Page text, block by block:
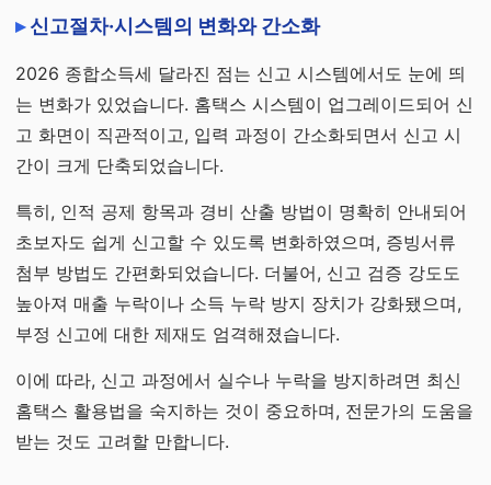
신고절차·시스템의 변화와 간소화
2026 종합소득세 달라진 점는 신고 시스템에서도 눈에 띄
는 변화가 있었습니다. 홈택스 시스템이 업그레이드되어 신
고 화면이 직관적이고, 입력 과정이 간소화되면서 신고 시
간이 크게 단축되었습니다.
특히, 인적 공제 항목과 경비 산출 방법이 명확히 안내되어
초보자도 쉽게 신고할 수 있도록 변화하였으며, 증빙서류
첨부 방법도 간편화되었습니다. 더불어, 신고 검증 강도도
높아져 매출 누락이나 소득 누락 방지 장치가 강화됐으며,
부정 신고에 대한 제재도 엄격해졌습니다.
이에 따라, 신고 과정에서 실수나 누락을 방지하려면 최신
홈택스 활용법을 숙지하는 것이 중요하며, 전문가의 도움을
받는 것도 고려할 만합니다.